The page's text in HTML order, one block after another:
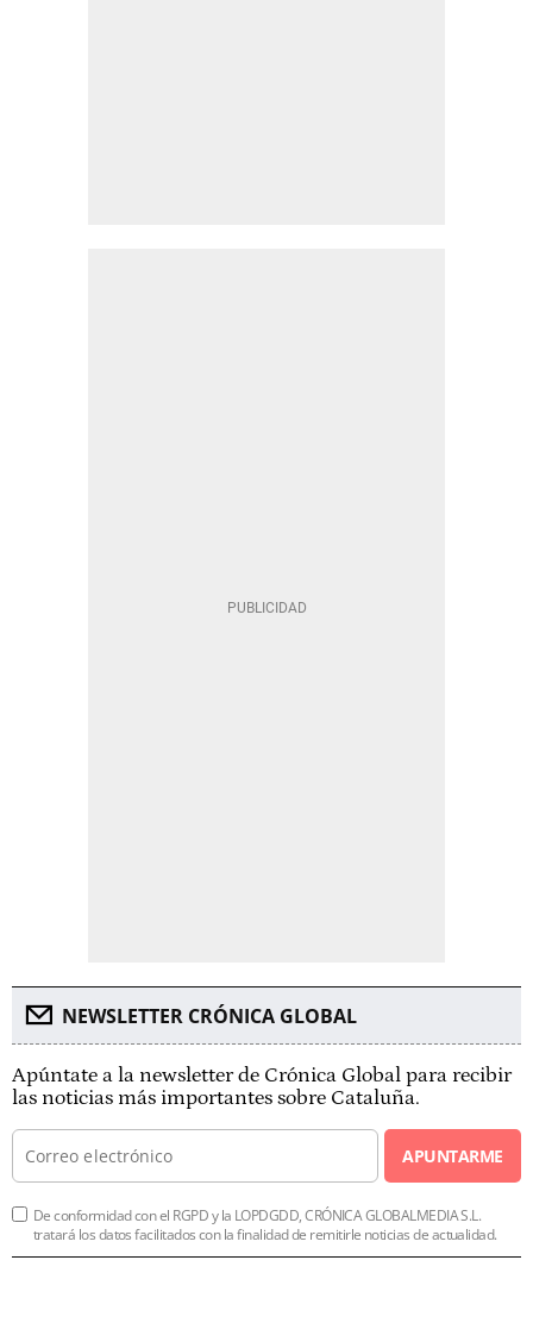
NEWSLETTER CRÓNICA GLOBAL
Apúntate a la newsletter de Crónica Global para recibir
las noticias más importantes sobre Cataluña.
APUNTARME
De conformidad con el RGPD y la LOPDGDD, CRÓNICA GLOBALMEDIA S.L.
tratará los datos facilitados con la finalidad de remitirle noticias de actualidad.